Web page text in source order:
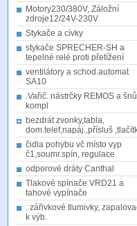
Motory230/380V, Záložní
zdroje12/24V-230V
Stykače a cívky
stykače SPRECHER-SH a
tepelné relé proti přetížení
ventilátory a schod.automat
SA10
.Vařič. nástrčky REMOS a
kompl
bezdrát zvonky,tabla,
dom.telef,napáj.,přísluš
čidla pohybu vč místo vyp
č1,soumr.spín, regulace
odporové dráty Canthal
Tlakové spínače VRD21 a
tahové vypínače
. zářivkové tlumivky,
k výb.